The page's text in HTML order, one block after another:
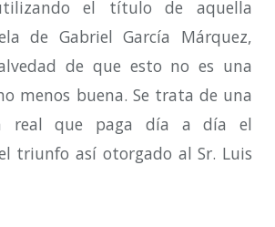
el título de aquella
de Gabriel García Márquez,
de que esto no es una
menos buena. Se trata de una
real que paga día a día el
triunfo así otorgado al Sr. Luis